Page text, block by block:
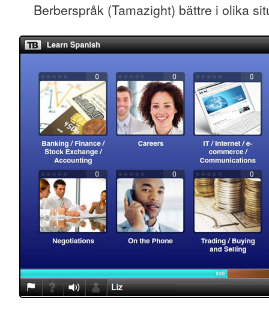
Berberspråk (Tamazight) bättre i olika